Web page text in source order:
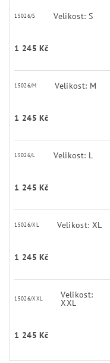
15026/S Velikost: S
1 245 Kč
15026/M Velikost: M
1 245 Kč
15026/L Velikost: L
1 245 Kč
15026/XL Velikost: XL
1 245 Kč
15026/XXL Velikost:
XXL
1 245 Kč